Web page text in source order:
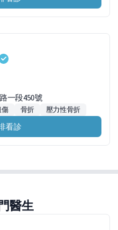
一段450號
骨折 壓力性骨折
看診
醫生